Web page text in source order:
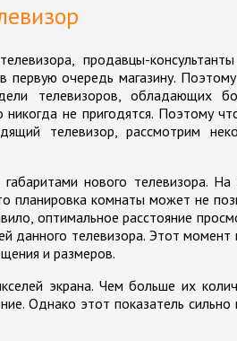
продавцы-
первую очередь магазину.
телевизоров, обладающих
не пригодятся. Поэтому
телевизор, рассмотрим
нового телевизора.
планировка комнаты может не
оптимальное расстояние
данного телевизора. Этот
и размеров.
экрана. Чем больше их
Однако этот показатель сильно